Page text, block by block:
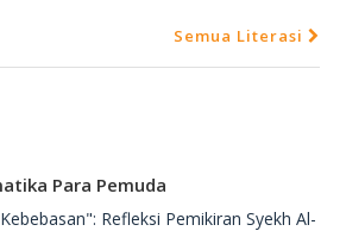
Semua Literasi
Para Pemuda
Refleksi Pemikiran Syekh Al-